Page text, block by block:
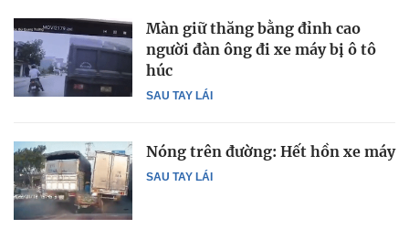
SAU TAY LÁI
Màn giữ thăng bằng đỉnh cao
người đàn ông đi xe máy bị ô tô
húc
SAU TAY LÁI
Nóng trên đường: Hết hồn xe máy